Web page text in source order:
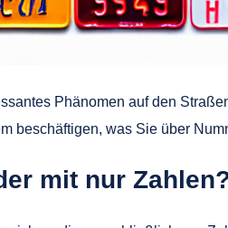
Phänomen auf den
beschäftigen, was Sie über
mit nur